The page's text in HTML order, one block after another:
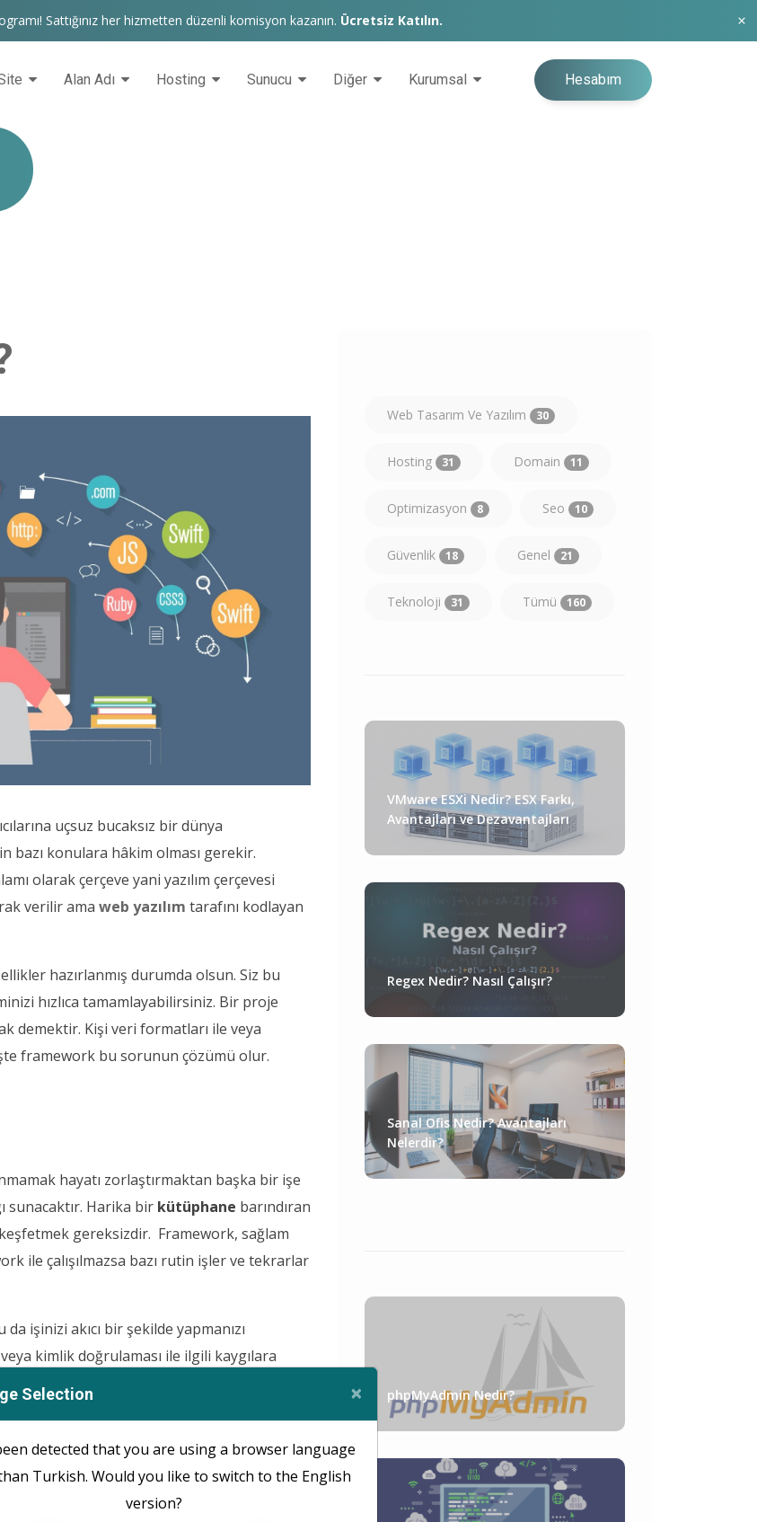
Sattığınız her hizmetten düzenli komisyon kazanın. Ücretsiz Katılın.
Alan Adı Hosting Sunucu Diğer Kurumsal Hesabım
uçsuz bucaksız bir dünya
bazı konulara hâkim olması gerekir.
olarak çerçeve yani yazılım çerçevesi
verilir ama web yazılım tarafını kodlayan
hazırlanmış durumda olsun. Siz bu
hızlıca tamamlayabilirsiniz. Bir proje
demektir. Kişi veri formatları ile veya
framework bu sorunun çözümü olur.
hayatı zorlaştırmaktan başka bir işe
sunacaktır. Harika bir kütüphane barındıran
gereksizdir. Framework, sağlam
ile çalışılmazsa bazı rutin işler ve tekrarlar
işinizi akıcı bir şekilde yapmanızı
kimlik doğrulaması ile ilgili kaygılara
kullanarak
ile çalışmak aslında çok kolaydır.
Web Tasarım Ve Yazılım 30
Hosting 31 Domain 11
Optimizasyon 8 Seo 10
Güvenlik 18 Genel 21
Teknoloji 31 Tümü 160
VMware ESXi Nedir? ESX Farkı,
Avantajları ve Dezavantajları
Regex Nedir? Nasıl Çalışır?
Sanal Ofis Nedir? Avantajları
Nelerdir?
phpMyAdmin Nedir?
Selection ×
Close
detected that you are using a browser language
Turkish. Would you like to switch to the English
version?